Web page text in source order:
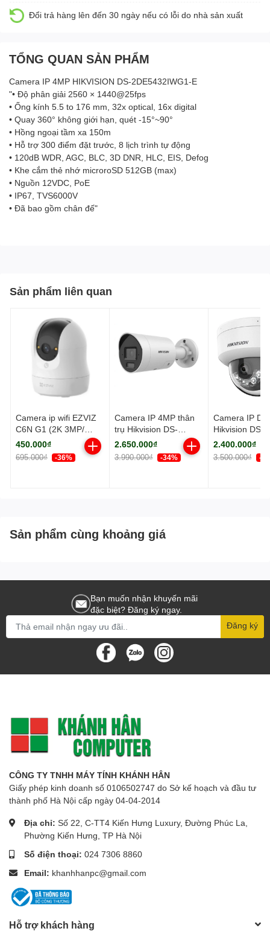
Đổi trả hàng lên đến 30 ngày nếu có lỗi do nhà sản xuất
TỔNG QUAN SẢN PHẨM
Camera IP 4MP HIKVISION DS-2DE5432IWG1-E
"• Độ phân giải 2560 × 1440@25fps
• Ống kính 5.5 to 176 mm, 32x optical, 16x digital
• Quay 360° không giới hạn, quét -15°~90°
• Hồng ngoại tầm xa 150m
• Hỗ trợ 300 điểm đặt trước, 8 lịch trình tự động
• 120dB WDR, AGC, BLC, 3D DNR, HLC, EIS, Defog
• Khe cắm thẻ nhớ microroSD 512GB (max)
• Nguồn 12VDC, PoE
• IP67, TVS6000V
• Đã bao gồm chân đế"
Sản phẩm liên quan
Camera ip wifi EZVIZ
C6N G1 (2K 3MP/
Quay quét)
450.000₫
695.000₫ -36%
Camera IP 4MP thân
trụ Hikvision DS-
2CD2043G2-LI2U
HUN 4mm
2.650.000₫
3.990.000₫ -34%
Camera IP
Hikvision DS-
2CD2123G2-
2.400.000₫
3.500.000₫ -
Sản phẩm cùng khoảng giá
Bạn muốn nhận khuyến mãi
đặc biệt? Đăng ký ngay.
Đăng ký
CÔNG TY TNHH MÁY TÍNH KHÁNH HÂN
Giấy phép kinh doanh số 0106502747 do Sở kế hoạch và đầu tư
thành phố Hà Nội cấp ngày 04-04-2014
Địa chỉ: Số 22, C-TT4 Kiến Hưng Luxury, Đường Phúc La,
Phường Kiến Hưng, TP Hà Nội
Số điện thoại: 024 7306 8860
Email: khanhhanpc@gmail.com
Hỗ trợ khách hàng